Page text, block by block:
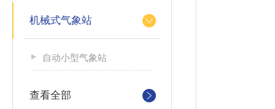
机械式气象站
自动小型气象站
查看全部